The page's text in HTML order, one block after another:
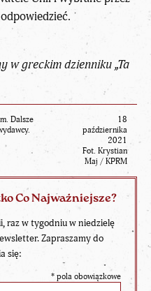
odpowiedzieć.
w greckim dzienniku „Ta
Dalsze
18
października
2021
Fot. Krystian
Maj / KPRM
Co Najważniejsze?
raz w tygodniu w niedzielę
Zapraszamy do
się:
* pola obowiązkowe